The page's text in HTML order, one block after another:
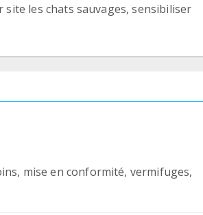
les chats sauvages, sensibiliser
mise en conformité, vermifuges,